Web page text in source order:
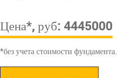
Цена*, руб: 4445000
*без учета стоимости фундамента.